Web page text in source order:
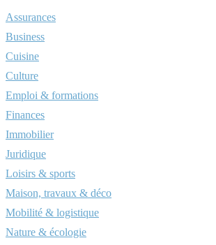
Assurances
Business
Cuisine
Culture
Emploi & formations
Finances
Immobilier
Juridique
Loisirs & sports
Maison, travaux & déco
Mobilité & logistique
Nature & écologie